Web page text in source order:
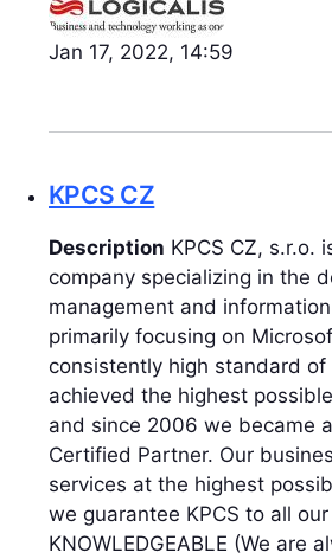
Jan 17, 2022, 14:59
KPCS CZ
Description KPCS CZ, s.r.o.
company specializing in the
management and
primarily focusing on
consistently high standard of
achieved the highest
and since 2006 we became
Certified Partner. Our
services at the highest
we guarantee KPCS to all
KNOWLEDGEABLE (We are